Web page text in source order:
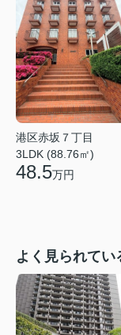
港区赤坂７丁目
3LDK (88.76㎡)
48.5万円
よく見られてい